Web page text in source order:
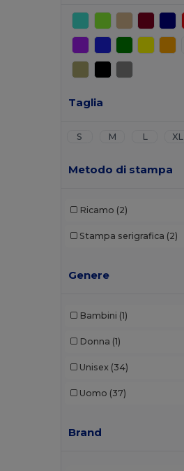
Taglia
S M L XL
Metodo di stampa
Ricamo (2)
Stampa serigrafica (2)
Genere
Bambini (1)
Donna (1)
Unisex (34)
Uomo (37)
Brand